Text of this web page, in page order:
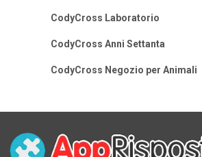
CodyCross Laboratorio
CodyCross Anni Settanta
CodyCross Negozio per Animali